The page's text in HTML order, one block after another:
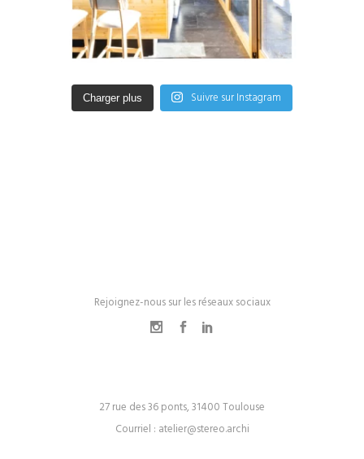
Charger plus Suivre sur Instagram
Rejoignez-nous sur les réseaux sociaux
27 rue des 36 ponts, 31400 Toulouse
Courriel : atelier@stereo.archi